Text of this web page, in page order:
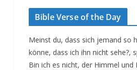
Bible Verse of the Day
Meinst du, dass sich jemand so
könne, dass ich ihn nicht sehe?,
Bin ich es nicht, der Himmel und